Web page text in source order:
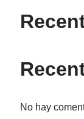
No hay